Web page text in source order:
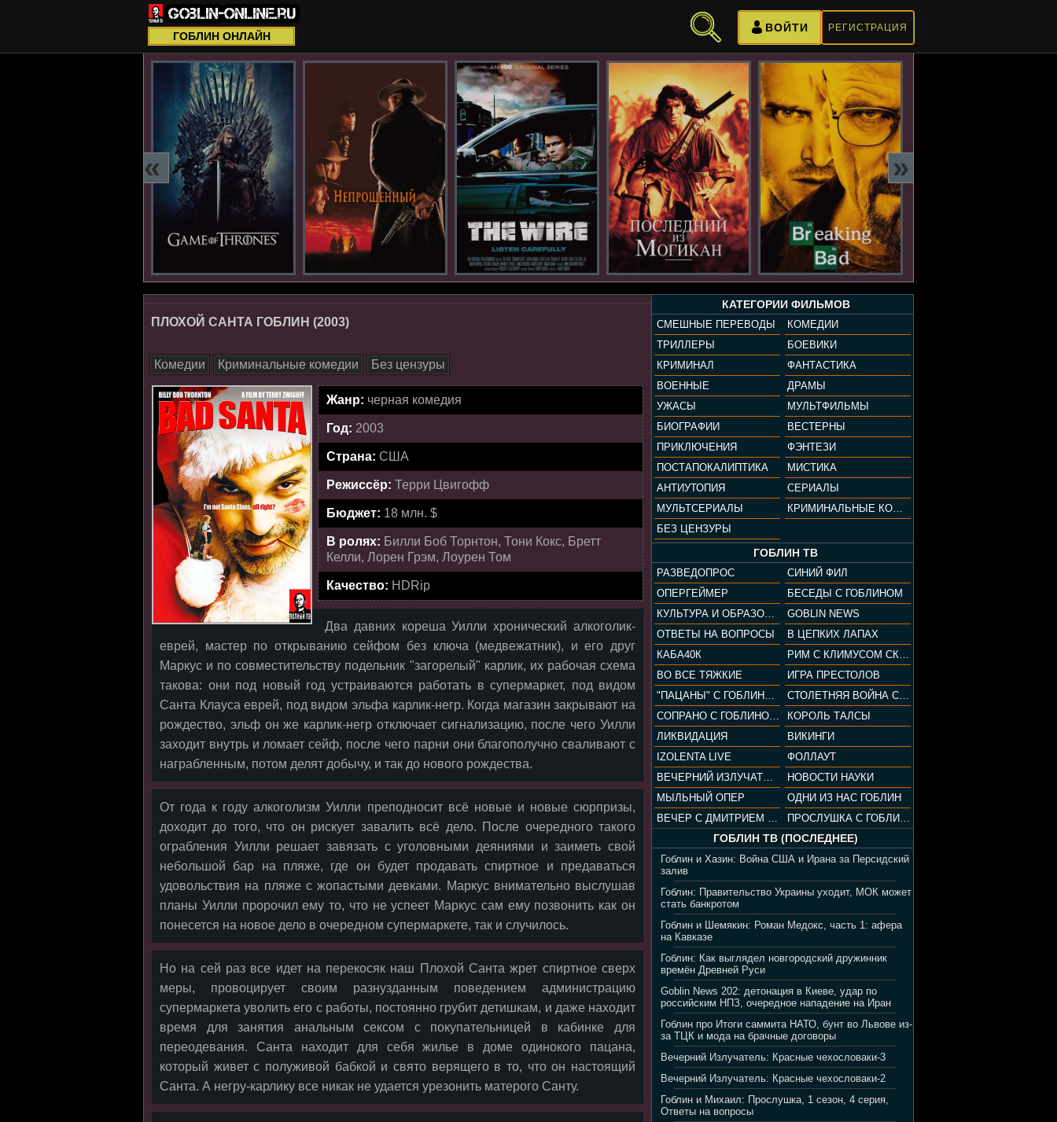
ГОБЛИН ОНЛАЙН
РЕГИСТРАЦИЯ
ВОЙТИ
« »
КАТЕГОРИИ ФИЛЬМОВ
СМЕШНЫЕ ПЕРЕВОДЫ
КОМЕДИИ
ТРИЛЛЕРЫ
БОЕВИКИ
КРИМИНАЛ
ФАНТАСТИКА
ВОЕННЫЕ
ДРАМЫ
УЖАСЫ
МУЛЬТФИЛЬМЫ
БИОГРАФИИ
ВЕСТЕРНЫ
ПРИКЛЮЧЕНИЯ
ФЭНТЕЗИ
ПОСТАПОКАЛИПТИКА
МИСТИКА
АНТИУТОПИЯ
СЕРИАЛЫ
МУЛЬТСЕРИАЛЫ
КРИМИНАЛЬНЫЕ КОМЕДИИ
БЕЗ ЦЕНЗУРЫ
ГОБЛИН ТВ
РАЗВЕДОПРОС
СИНИЙ ФИЛ
ОПЕРГЕЙМЕР
БЕСЕДЫ С ГОБЛИНОМ
КУЛЬТУРА И ОБРАЗОВАНИЕ
GOBLIN NEWS
ОТВЕТЫ НА ВОПРОСЫ
В ЦЕПКИХ ЛАПАХ
КАБА40К
РИМ С КЛИМУСОМ СКАРАБЕУСОМ
ВО ВСЕ ТЯЖКИЕ
ИГРА ПРЕСТОЛОВ
"ПАЦАНЫ" С ГОБЛИНОМ
СТОЛЕТНЯЯ ВОЙНА С КЛИМОМ ЖУКОВЫМ И ГОБЛИНОМ
СОПРАНО С ГОБЛИНОМ (РАЗБОР СЕРИАЛА)
КОРОЛЬ ТАЛСЫ
ЛИКВИДАЦИЯ
ВИКИНГИ
IZOLENTA LIVE
ФОЛЛАУТ
ВЕЧЕРНИЙ ИЗЛУЧАТЕЛЬ
НОВОСТИ НАУКИ
МЫЛЬНЫЙ ОПЕР
ОДНИ ИЗ НАС ГОБЛИН
ВЕЧЕР С ДМИТРИЕМ ПУЧКОВЫМ
ПРОСЛУШКА С ГОБЛИНОМ
ГОБЛИН ТВ (ПОСЛЕДНЕЕ)
Гоблин и Хазин: Война США и Ирана за Персидский
залив
Гоблин: Правительство Украины уходит, МОК может
стать банкротом
Гоблин и Шемякин: Роман Медокс, часть 1: афера
на Кавказе
Гоблин: Как выглядел новгородский дружинник
времён Древней Руси
Goblin News 202: детонация в Киеве, удар по
российским НПЗ, очередное нападение на Иран
Гоблин про Итоги саммита НАТО, бунт во Львове из-
за ТЦК и мода на брачные договоры
Вечерний Излучатель: Красные чехословаки-3
Вечерний Излучатель: Красные чехословаки-2
Гоблин и Михаил: Прослушка, 1 сезон, 4 серия,
Ответы на вопросы
ПЛОХОЙ САНТА ГОБЛИН (2003)
Комедии Криминальные комедии Без цензуры
Жанр: черная комедия
Год: 2003
Страна: США
Режиссёр: Терри Цвигофф
Бюджет: 18 млн. $
В ролях: Билли Боб Торнтон, Тони Кокс, Бретт
Келли, Лорен Грэм, Лоурен Том
Качество: HDRip
Два давних кореша Уилли хронический алкоголик-
еврей, мастер по открыванию сейфом без ключа (медвежатник), и его друг
Маркус и по совместительству подельник "загорелый" карлик, их рабочая схема
такова: они под новый год устраиваются работать в супермаркет, под видом
Санта Клауса еврей, под видом эльфа карлик-негр. Когда магазин закрывают на
рождество, эльф он же карлик-негр отключает сигнализацию, после чего Уилли
заходит внутрь и ломает сейф, после чего парни они благополучно сваливают с
награбленным, потом делят добычу, и так до нового рождества.
От года к году алкоголизм Уилли преподносит всё новые и новые сюрпризы,
доходит до того, что он рискует завалить всё дело. После очередного такого
ограбления Уилли решает завязать с уголовными деяниями и заиметь свой
небольшой бар на пляже, где он будет продавать спиртное и предаваться
удовольствия на пляже с жопастыми девками. Маркус внимательно выслушав
планы Уилли пророчил ему то, что не успеет Маркус сам ему позвонить как он
понесется на новое дело в очередном супермаркете, так и случилось.
Но на сей раз все идет на перекосяк наш Плохой Санта жрет спиртное сверх
меры, провоцирует своим разнузданным поведением администрацию
супермаркета уволить его с работы, постоянно грубит детишкам, и даже находит
время для занятия анальным сексом с покупательницей в кабинке для
переодевания. Санта находит для себя жилье в доме одинокого пацана,
который живет с полуживой бабкой и свято верящего в то, что он настоящий
Санта. А негру-карлику все никак не удается урезонить матерого Санту.